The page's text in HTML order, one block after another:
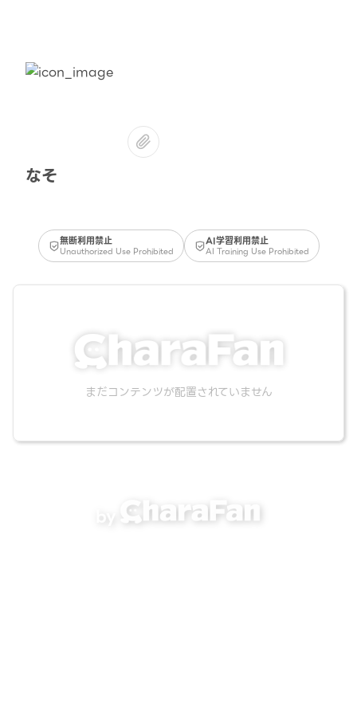
なそ
無断利用禁止
Unauthorized Use Prohibited
AI学習利用禁止
AI Training Use Prohibited
まだコンテンツが配置されていません